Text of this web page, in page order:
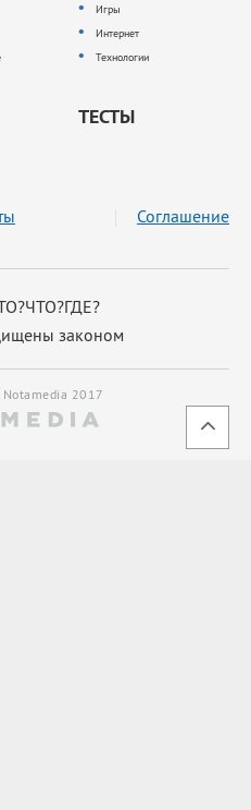
Игры
Интернет
Технологии
ТЕСТЫ
законом
Соглашение
Notamedia 2017